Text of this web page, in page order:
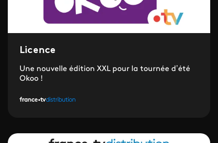
Licence
Une nouvelle édition XXL pour la tournée d’été
Okoo !